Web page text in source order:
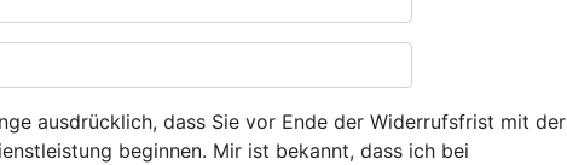
ausdrücklich, dass Sie vor Ende der Widerrufsfrist mit der
beginnen. Mir ist bekannt, dass ich bei